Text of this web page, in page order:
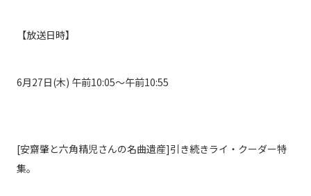
【放送日時】
6月27日(木) 午前10:05〜午前10:55
[安齋肇と六角精児さんの名曲遺産]引き続きライ・クーダー特
集。